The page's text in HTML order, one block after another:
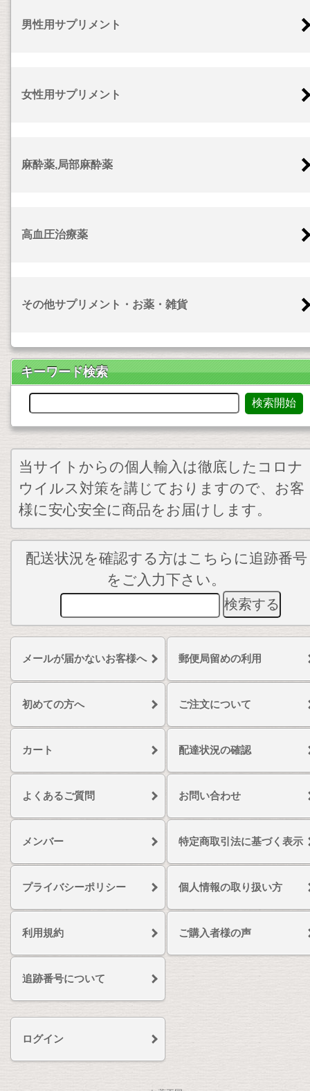
男性用サプリメント
女性用サプリメント
麻酔薬,局部麻酔薬
高血圧治療薬
その他サプリメント・お薬・雑貨
キーワード検索
当サイトからの個人輸入は徹底したコロナ
ウイルス対策を講じておりますので、お客
様に安心安全に商品をお届けします。
配送状況を確認する方はこちらに追跡番号
をご入力下さい。
メールが届かないお客様へ 郵便局留めの利用
初めての方へ ご注文について
カート 配達状況の確認
よくあるご質問 お問い合わせ
メンバー 特定商取引法に基づく表示
プライバシーポリシー 個人情報の取り扱い方
利用規約 ご購入者様の声
追跡番号について
ログイン